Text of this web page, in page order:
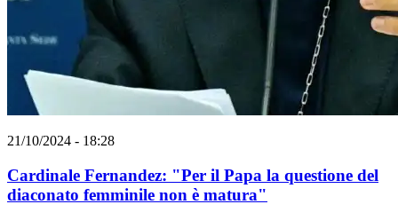
21/10/2024 - 18:28
Cardinale Fernandez: "Per il Papa la questione del
diaconato femminile non è matura"